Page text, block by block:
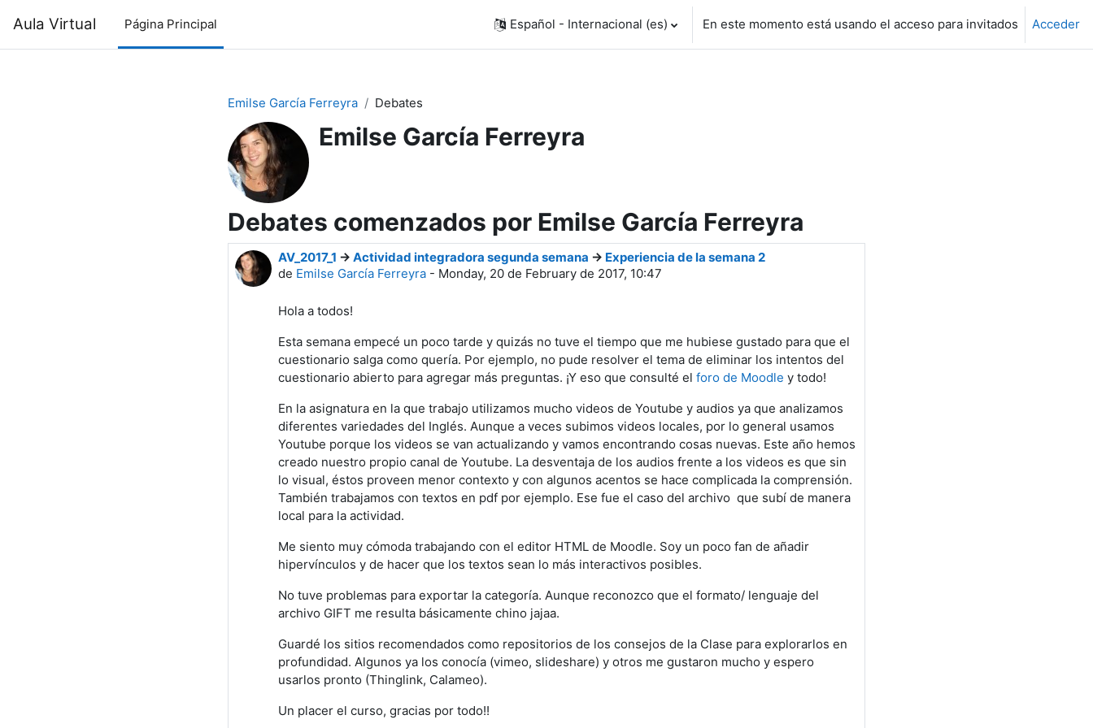
Aula Virtual Página Principal Español - Internacional ‎(es)‎ En este momento está usando el acceso para invitados Acceder
Emilse García Ferreyra Debates
Emilse García Ferreyra
Debates comenzados por Emilse García Ferreyra
AV_2017_1 -> Actividad integradora segunda semana -> Experiencia de la semana 2
de Emilse García Ferreyra - Monday, 20 de February de 2017, 10:47
Hola a todos!
Esta semana empecé un poco tarde y quizás no tuve el tiempo que me hubiese gustado para que el
cuestionario salga como quería. Por ejemplo, no pude resolver el tema de eliminar los intentos del
cuestionario abierto para agregar más preguntas. ¡Y eso que consulté el foro de Moodle y todo!
En la asignatura en la que trabajo utilizamos mucho videos de Youtube y audios ya que analizamos
diferentes variedades del Inglés. Aunque a veces subimos videos locales, por lo general usamos
Youtube porque los videos se van actualizando y vamos encontrando cosas nuevas. Este año hemos
creado nuestro propio canal de Youtube. La desventaja de los audios frente a los videos es que sin
lo visual, éstos proveen menor contexto y con algunos acentos se hace complicada la comprensión.
También trabajamos con textos en pdf por ejemplo. Ese fue el caso del archivo que subí de manera
local para la actividad.
Me siento muy cómoda trabajando con el editor HTML de Moodle. Soy un poco fan de añadir
hipervínculos y de hacer que los textos sean lo más interactivos posibles.
No tuve problemas para exportar la categoría. Aunque reconozco que el formato/ lenguaje del
archivo GIFT me resulta básicamente chino jajaa.
Guardé los sitios recomendados como repositorios de los consejos de la Clase para explorarlos en
profundidad. Algunos ya los conocía (vimeo, slideshare) y otros me gustaron mucho y espero
usarlos pronto (Thinglink, Calameo).
Un placer el curso, gracias por todo!!